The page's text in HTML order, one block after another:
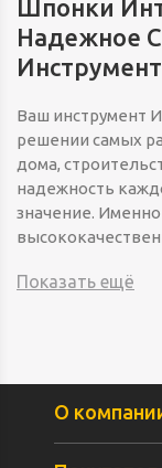
Шпонки
Надежное
Ваш инструмент
решении самых
дома,
надежность
значение.
бесперебойную
элемент,
момента между
Показать ещё
О